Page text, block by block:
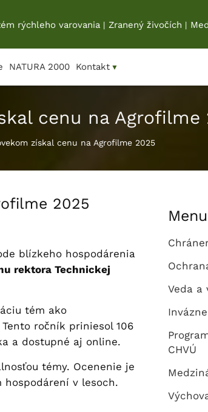
rýchleho varovania | Zranený živočích |
NATURA 2000 Kontakt ▼
cenu na Agrofilme
získal cenu na Agrofilme 2025
2025
blízkeho hospodárenia
rektora Technickej
tém ako
ročník priniesol 106
a dostupné aj online.
témy. Ocenenie je
v lesoch.
Menu
Veda a
CHVÚ